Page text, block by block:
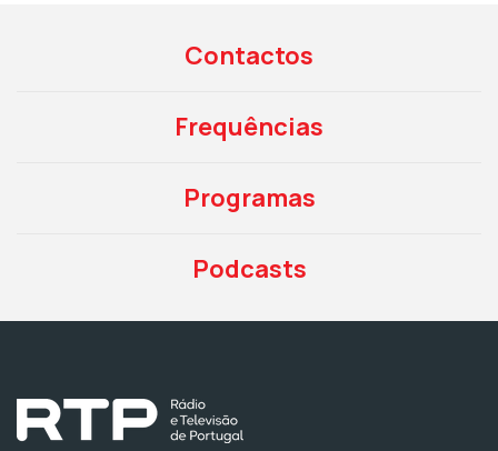
Contactos
Frequências
Programas
Podcasts